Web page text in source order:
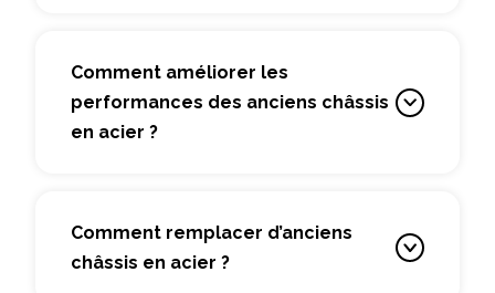
Comment améliorer les
performances des anciens châssis
en acier ?
Comment remplacer d’anciens
châssis en acier ?